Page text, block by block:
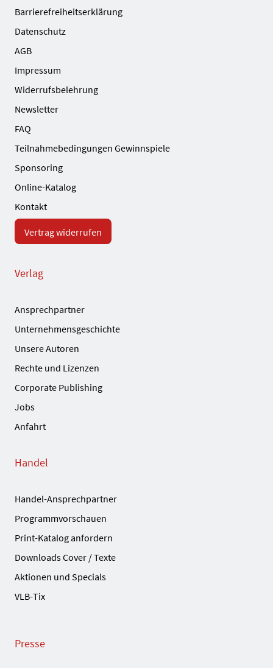
Barrierefreiheitserklärung
Datenschutz
AGB
Impressum
Widerrufsbelehrung
Newsletter
FAQ
Teilnahmebedingungen Gewinnspiele
Sponsoring
Online-Katalog
Kontakt
Vertrag widerrufen
Verlag
Ansprechpartner
Unternehmensgeschichte
Unsere Autoren
Rechte und Lizenzen
Corporate Publishing
Jobs
Anfahrt
Handel
Handel-Ansprechpartner
Programmvorschauen
Print-Katalog anfordern
Downloads Cover / Texte
Aktionen und Specials
VLB-Tix
Presse